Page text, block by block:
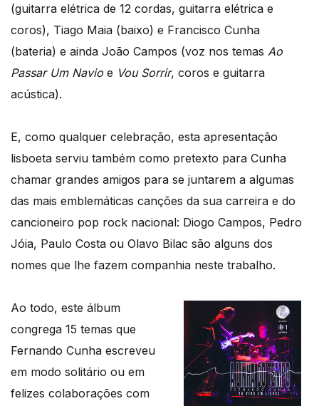
(guitarra elétrica de 12 cordas, guitarra elétrica e
coros), Tiago Maia (baixo) e Francisco Cunha
(bateria) e ainda João Campos (voz nos temas Ao
Passar Um Navio e Vou Sorrir, coros e guitarra
acústica).
E, como qualquer celebração, esta apresentação
lisboeta serviu também como pretexto para Cunha
chamar grandes amigos para se juntarem a algumas
das mais emblemáticas canções da sua carreira e do
cancioneiro pop rock nacional: Diogo Campos, Pedro
Jóia, Paulo Costa ou Olavo Bilac são alguns dos
nomes que lhe fazem companhia neste trabalho.
Ao todo, este álbum
congrega 15 temas que
Fernando Cunha escreveu
em modo solitário ou em
felizes colaborações com